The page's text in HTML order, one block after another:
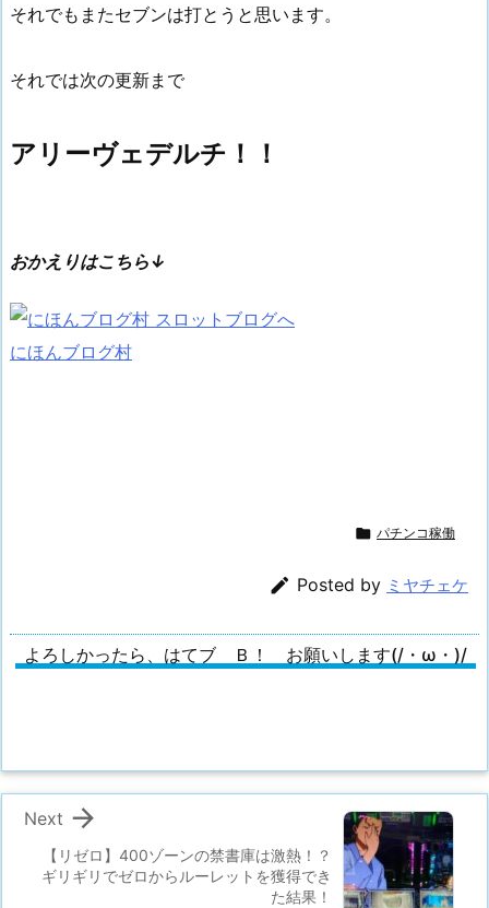
それでもまたセブンは打とうと思います。
それでは次の更新まで
アリーヴェデルチ！！
おかえりはこちら↓
にほんブログ村
 パチンコ稼働
 Posted by ミヤチェケ
よろしかったら、はてブ Ｂ！ お願いします(/・ω・)/
【リゼロ】400ゾーンの禁書庫は激熱！？
ギリギリでゼロからルーレットを獲得でき
た結果！

Next